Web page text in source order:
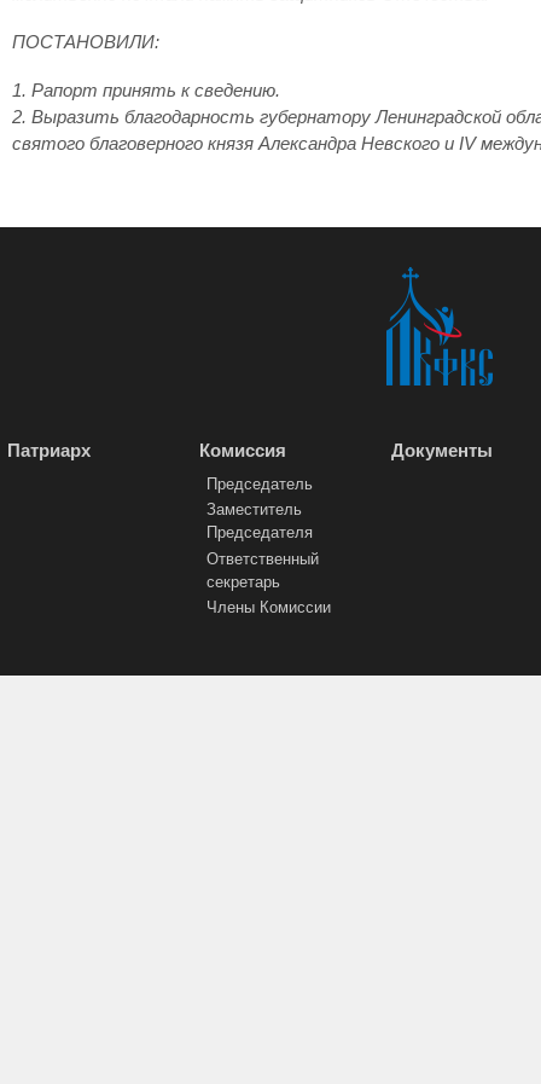
ПОСТАНОВИЛИ:
1. Рапорт принять к сведению.
2. Выразить благодарность губернатору Ленинградской
святого благоверного князя Александра Невского и IV
Патриарх Комиссия
Председатель
Заместитель
Председателя
Ответственный
секретарь
Члены Комиссии
Документы